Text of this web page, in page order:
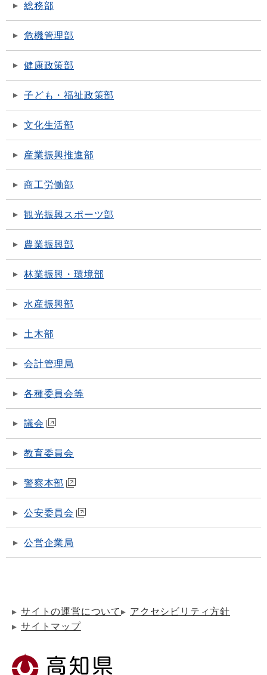
総務部
危機管理部
健康政策部
子ども・福祉政策部
文化生活部
産業振興推進部
商工労働部
観光振興スポーツ部
農業振興部
林業振興・環境部
水産振興部
土木部
会計管理局
各種委員会等
議会
教育委員会
警察本部
公安委員会
公営企業局
サイトの運営について
アクセシビリティ方針
サイトマップ